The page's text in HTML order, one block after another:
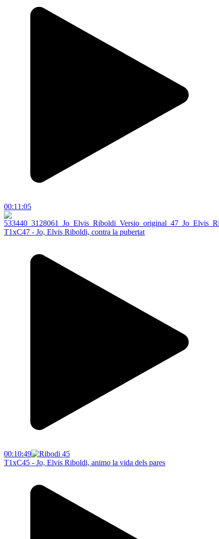
00:11:05
T1xC47 - Jo, Elvis Riboldi, contra la pubertat
00:10:49
T1xC45 - Jo, Elvis Riboldi, animo la vida dels pares